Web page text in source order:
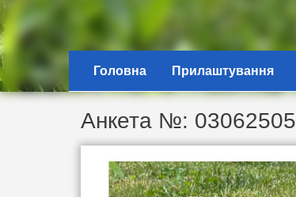
Головна Прилаштування
Анкета №: 03062505